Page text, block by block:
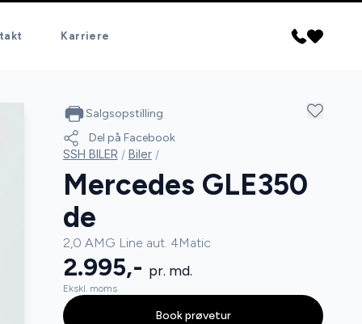
Karriere
Salgsopstilling
Del på Facebook
SSH BILER / Biler /
Mercedes GLE350
de
2,0 AMG Line aut. 4Matic
2.995,- pr. md.
Ekskl. moms
Book prøvetur